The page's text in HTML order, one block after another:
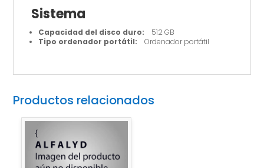
Sistema
Capacidad del disco duro: 512 GB
Tipo ordenador portátil: Ordenador portátil
Productos relacionados